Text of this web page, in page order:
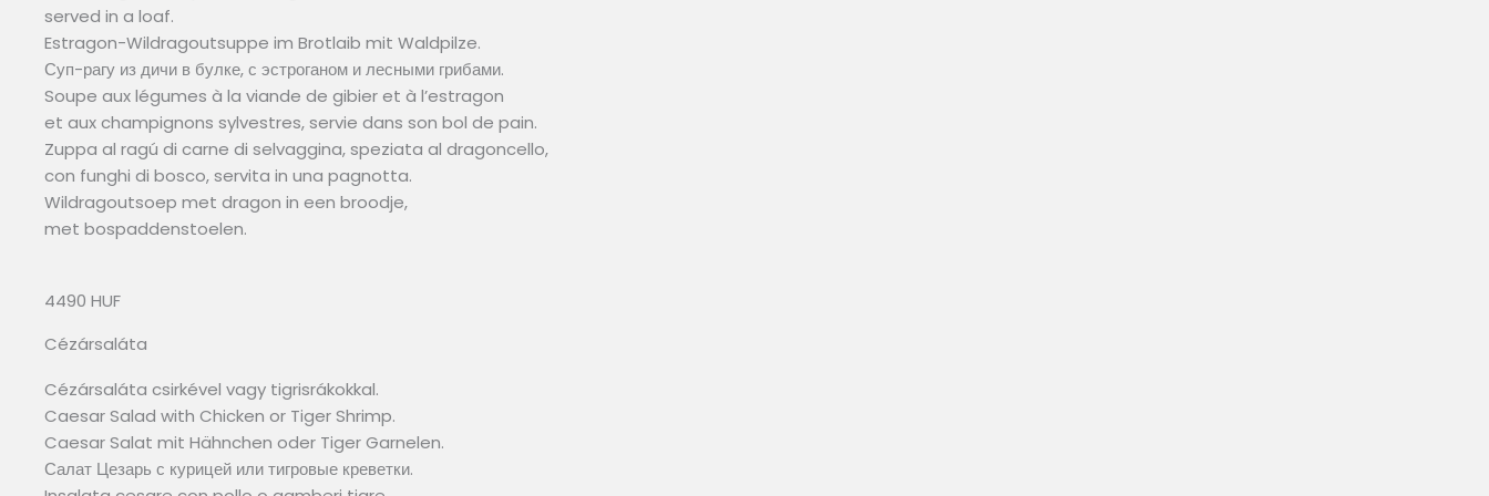
served in a loaf.
Estragon-Wildragoutsuppe im Brotlaib mit Waldpilze.
Суп-рагу из дичи в булке, с эстроганом и лесными грибами.
Soupe aux légumes à la viande de gibier et à l’estragon
et aux champignons sylvestres, servie dans son bol de pain.
Zuppa al ragú di carne di selvaggina, speziata al dragoncello,
con funghi di bosco, servita in una pagnotta.
Wildragoutsoep met dragon in een broodje,
met bospaddenstoelen.
4490 HUF
Cézársaláta
Cézársaláta csirkével vagy tigrisrákokkal.
Caesar Salad with Chicken or Tiger Shrimp.
Caesar Salat mit Hähnchen oder Tiger Garnelen.
Салат Цезарь с курицей или тигровые креветки.